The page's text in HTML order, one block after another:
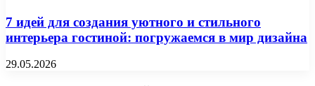
7 идей для создания уютного и стильного
интерьера гостиной: погружаемся в мир дизайна
29.05.2026